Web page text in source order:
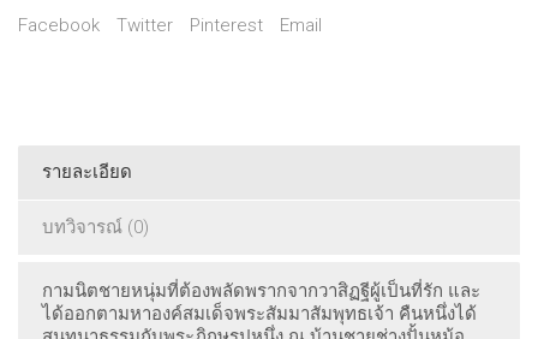
Facebook Twitter Pinterest Email
รายละเอียด
บทวิจารณ์ (0)
กามนิตชายหนุ่มที่ต้องพลัดพรากจากวาสิฏฐีผู้เป็นที่รัก และ
ได้ออกตามหาองค์สมเด็จพระสัมมาสัมพุทธเจ้า คืนหนึ่งได้